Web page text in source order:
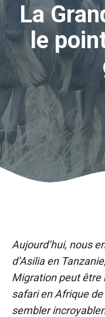
La
le
Aujourd’hui, nous
d’Asilia en
Migration peut être
safari en Afrique
sembler